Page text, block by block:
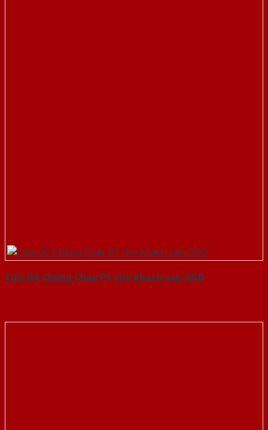
Cửa Gỗ Chống Cháy P1 cho khach san-SGD